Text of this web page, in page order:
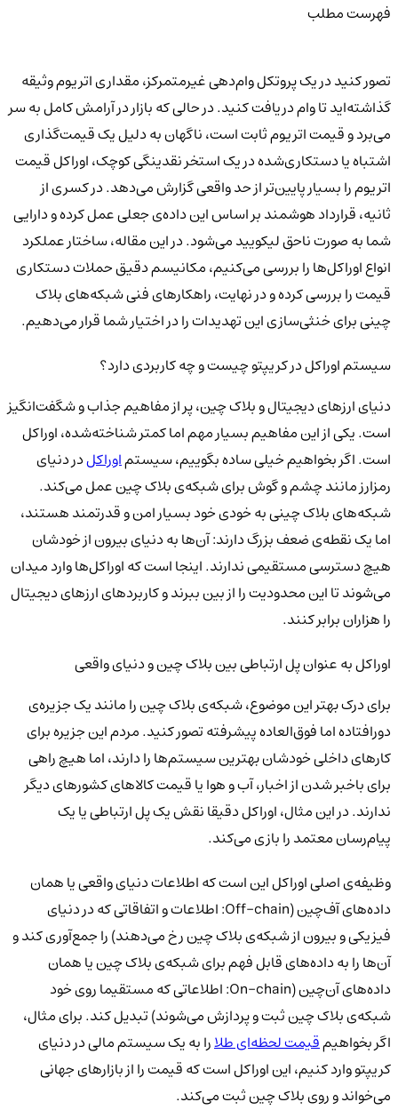
فهرست مطلب
تصور کنید در یک پروتکل وام‌دهی غیرمتمرکز، مقداری اتریوم وثیقه
گذاشته‌اید تا وام دریافت کنید. در حالی که بازار در آرامش کامل به سر
می‌برد و قیمت اتریوم ثابت است، ناگهان به دلیل یک قیمت‌گذاری
اشتباه یا دستکاری‌شده در یک استخر نقدینگی کوچک، اوراکل قیمت
اتریوم را بسیار پایین‌تر از حد واقعی گزارش می‌دهد. در کسری از
ثانیه، قرارداد هوشمند بر اساس این داده‌ی جعلی عمل کرده و دارایی
شما به صورت ناحق لیکویید می‌شود. در این مقاله، ساختار عملکرد
انواع اوراکل‌ها را بررسی می‌کنیم، مکانیسم دقیق حملات دستکاری
قیمت را بررسی کرده و در نهایت، راهکارهای فنی شبکه‌های بلاک
چینی برای خنثی‌سازی این تهدیدات را در اختیار شما قرار می‌دهیم.
سیستم اوراکل در کریپتو چیست و چه کاربردی دارد؟
دنیای ارزهای دیجیتال و بلاک چین، پر از مفاهیم جذاب و شگفت‌انگیز
است. یکی از این مفاهیم بسیار مهم اما کمتر شناخته‌شده، اوراکل
است. اگر بخواهیم خیلی ساده بگوییم، سیستماوراکلدر دنیای
رمزارز مانند چشم و گوش برای شبکه‌ی بلاک چین عمل می‌کند.
شبکه‌های بلاک چینی به خودی خود بسیار امن و قدرتمند هستند،
اما یک نقطه‌ی ضعف بزرگ دارند: آن‌ها به دنیای بیرون از خودشان
هیچ دسترسی مستقیمی ندارند. اینجا است که اوراکل‌ها وارد میدان
می‌شوند تا این محدودیت را از بین ببرند و کاربردهای ارزهای دیجیتال
را هزاران برابر کنند.
اوراکل به عنوان پل ارتباطی بین بلاک چین و دنیای واقعی
برای درک بهتر این موضوع، شبکه‌ی بلاک چین را مانند یک جزیره‌ی
دورافتاده اما فوق‌العاده پیشرفته تصور کنید. مردم این جزیره برای
کارهای داخلی خودشان بهترین سیستم‌ها را دارند، اما هیچ راهی
برای باخبر شدن از اخبار، آب و هوا یا قیمت کالاهای کشورهای دیگر
ندارند. در این مثال، اوراکل دقیقا نقش یک پل ارتباطی یا یک
پیام‌رسان معتمد را بازی می‌کند.
وظیفه‌ی اصلی اوراکل این است که اطلاعات دنیای واقعی یا همان
داده‌های آف‌چین (Off-chain: اطلاعات و اتفاقاتی که در دنیای
فیزیکی و بیرون از شبکه‌ی بلاک چین رخ می‌دهند) را جمع‌آوری کند و
آن‌ها را به داده‌های قابل فهم برای شبکه‌ی بلاک چین یا همان
داده‌های آن‌چین (On-chain: اطلاعاتی که مستقیما روی خود
شبکه‌ی بلاک چین ثبت و پردازش می‌شوند) تبدیل کند. برای مثال،
اگر بخواهیمقیمت لحظه‌ای طلارا به یک سیستم مالی در دنیای
کریپتو وارد کنیم، این اوراکل است که قیمت را از بازارهای جهانی
می‌خواند و روی بلاک چین ثبت می‌کند.